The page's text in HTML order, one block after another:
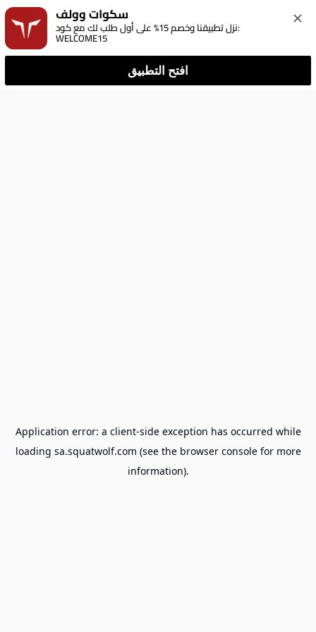
سكوات وولف
نزل تطبيقنا وخصم 15% على أول طلب لك مع كود:
WELCOME15
افتح التطبيق
Application error: a client-side exception has occurred while
loading sa.squatwolf.com (see the browser consolefor more
information).